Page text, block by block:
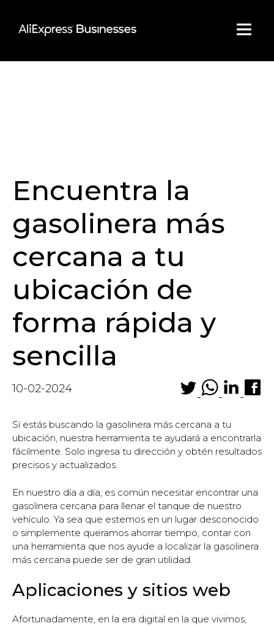
content
Encuentra la
gasolinera más
cercana a tu
ubicación de
forma rápida y
sencilla
10-02-2024
Si estás buscando la gasolinera más cercana a tu
ubicación, nuestra herramienta te ayudará a encontrarla
fácilmente. Solo ingresa tu dirección y obtén resultados
precisos y actualizados.
En nuestro día a día, es común necesitar encontrar una
gasolinera cercana para llenar el tanque de nuestro
vehículo. Ya sea que estemos en un lugar desconocido
o simplemente queramos ahorrar tiempo, contar con
una herramienta que nos ayude a localizar la gasolinera
más cercana puede ser de gran utilidad.
Aplicaciones y sitios web
Afortunadamente, en la era digital en la que vivimos,